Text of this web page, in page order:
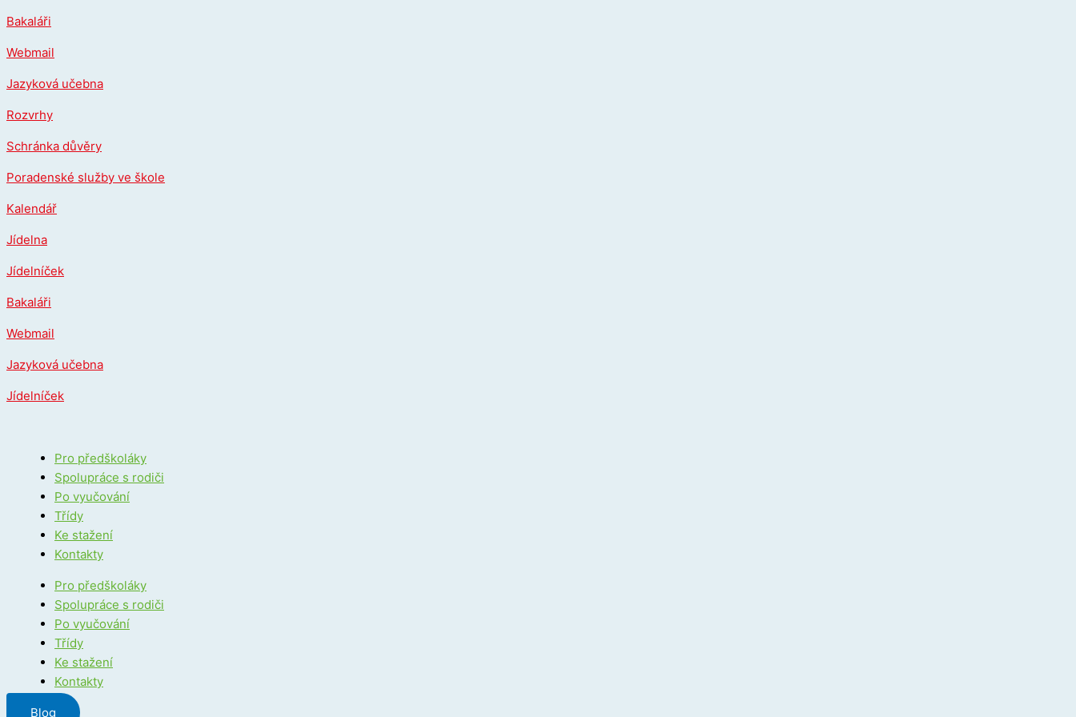
na
obsah
Bakaláři
Webmail
Jazyková učebna
Rozvrhy
Schránka důvěry
Poradenské služby ve škole
Kalendář
Jídelna
Jídelníček
Bakaláři
Webmail
Jazyková učebna
Jídelníček
Pro předškoláky
Spolupráce s rodiči
Po vyučování
Třídy
Ke stažení
Kontakty
Pro předškoláky
Spolupráce s rodiči
Po vyučování
Třídy
Ke stažení
Kontakty
Blog